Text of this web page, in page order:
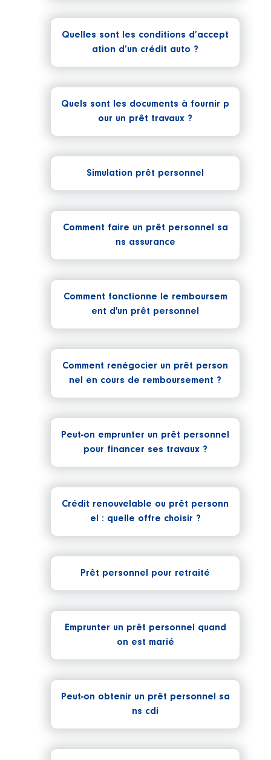
Quelles sont les conditions d’accept
ation d’un crédit auto ?
Quels sont les documents à fournir p
our un prêt travaux ?
Simulation prêt personnel
Comment faire un prêt personnel sa
ns assurance
Comment fonctionne le remboursem
ent d'un prêt personnel
Comment renégocier un prêt person
nel en cours de remboursement ?
Peut-on emprunter un prêt personnel
pour financer ses travaux ?
Crédit renouvelable ou prêt personn
el : quelle offre choisir ?
Prêt personnel pour retraité
Emprunter un prêt personnel quand
on est marié
Peut-on obtenir un prêt personnel sa
ns cdi